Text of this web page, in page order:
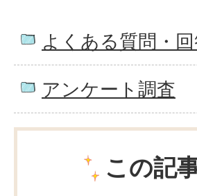
よくある質問・
アンケート調査
この記